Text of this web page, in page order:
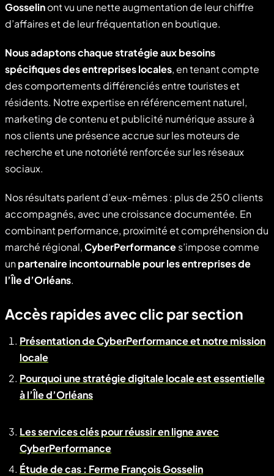
Gosselinont vu une nette augmentation de leur chiffre
d’affaires et de leur fréquentation en boutique.
Nous adaptons chaque stratégie aux besoins
spécifiques des entreprises locales, en tenant compte
des comportements différenciés entre touristes et
résidents. Notre expertise en référencement naturel,
marketing de contenu et publicité numérique assure à
nos clients une présence accrue sur les moteurs de
recherche et une notoriété renforcée sur les réseaux
sociaux.
Nos résultats parlent d’eux-mêmes : plus de 250 clients
accompagnés, avec une croissance documentée. En
combinant performance, proximité et compréhension du
marché régional,CyberPerformances’impose comme
unpartenaire incontournable pour les entreprises de
l’Île d’Orléans.
Accès rapides avec clic par section
Présentation de CyberPerformance et notre mission
locale
Pourquoi une stratégie digitale locale est essentielle
à l’Île d’Orléans
Les services clés pour réussir en ligne avec
CyberPerformance
Étude de cas : Ferme François Gosselin